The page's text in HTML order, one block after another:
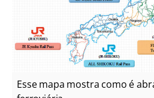
Esse mapa mostra como é